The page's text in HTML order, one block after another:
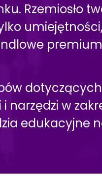
Rzemiosło
narzędzi w
edukacyjne